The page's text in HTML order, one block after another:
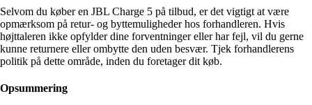
Selvom du køber en JBL Charge 5 på tilbud, er det vigtigt at være
opmærksom på retur- og byttemuligheder hos forhandleren. Hvis
højttaleren ikke opfylder dine forventninger eller har fejl, vil du gerne
kunne returnere eller ombytte den uden besvær. Tjek forhandlerens
politik på dette område, inden du foretager dit køb.
Opsummering